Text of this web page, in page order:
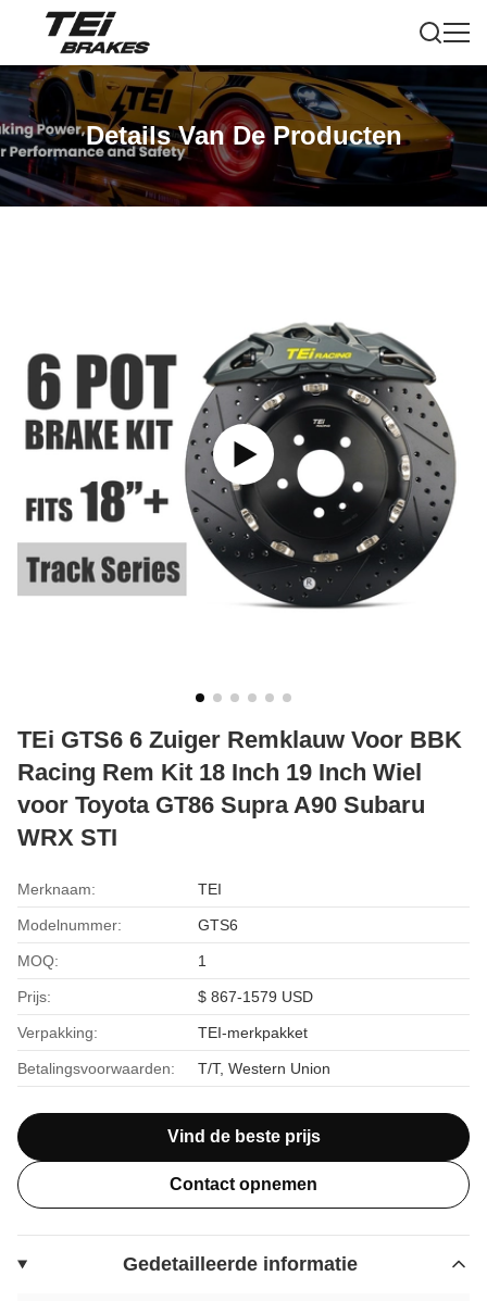
Details Van De Producten
TEi GTS6 6 Zuiger Remklauw Voor BBK
Racing Rem Kit 18 Inch 19 Inch Wiel
voor Toyota GT86 Supra A90 Subaru
WRX STI
Merknaam: TEI
Modelnummer: GTS6
MOQ: 1
Prijs: $ 867-1579 USD
Verpakking: TEI-merkpakket
Betalingsvoorwaarden: T/T, Western Union
Vind de beste prijs
Contact opnemen
Gedetailleerde informatie